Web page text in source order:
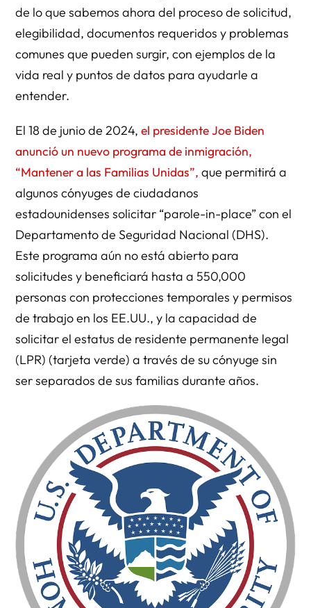
de lo que sabemos ahora del proceso de solicitud,
elegibilidad, documentos requeridos y problemas
comunes que pueden surgir, con ejemplos de la
vida real y puntos de datos para ayudarle a
entender.
El 18 de junio de 2024,el presidente Joe Biden
anunció un nuevo programa de inmigración,
“Mantener a las Familias Unidas”, que permitirá a
algunos cónyuges de ciudadanos
estadounidenses solicitar “parole-in-place” con el
Departamento de Seguridad Nacional (DHS).
Este programa aún no está abierto para
solicitudes y beneficiará hasta a 550,000
personas con protecciones temporales y permisos
de trabajo en los EE.UU., y la capacidad de
solicitar el estatus de residente permanente legal
(LPR) (tarjeta verde) a través de su cónyuge sin
ser separados de sus familias durante años.